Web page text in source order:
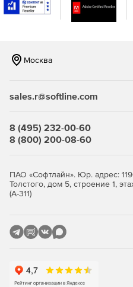
Москва
sales.r@softline.com
8 (495) 232-00-60
8 (800) 200-08-60
ПАО «Софтлайн». Юр. адрес:
Толстого, дом 5, строение 1,
(А-311)